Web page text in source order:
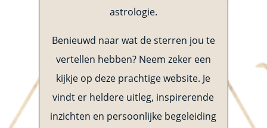
astrologie.
Benieuwd naar wat de sterren jou te
vertellen hebben? Neem zeker een
kijkje op deze prachtige website. Je
vindt er heldere uitleg, inspirerende
inzichten en persoonlijke begeleiding